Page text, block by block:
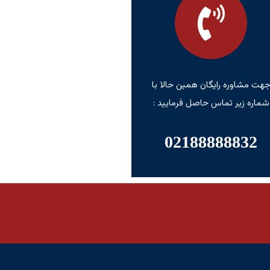
جهت مشاوره رایگان همین حالا با
شماره زیر تماس حاصل فرمایید :
02188888832